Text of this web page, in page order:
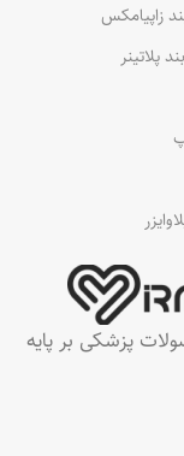
پزشکی بر پایه
زاپیامکس
پلاتینر